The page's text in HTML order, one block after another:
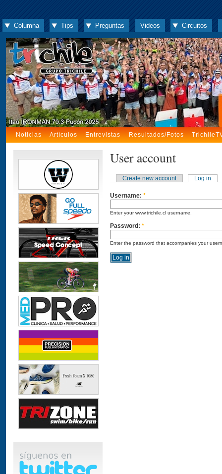
Columna Tips Preguntas Videos Circuitos
Noticias Artículos Entrevistas Resultados/Fotos
User account
Create new account Log in
Username: *
Enter your www.trichile.cl username.
Password: *
Enter the password that accompanies your